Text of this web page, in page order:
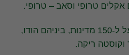
אקלים טרופי וסאב – טרופי.
כיום, בננות גדלות במעל ל-150 מדינות, ביניהם הודו,
וקוסטה ריקה.